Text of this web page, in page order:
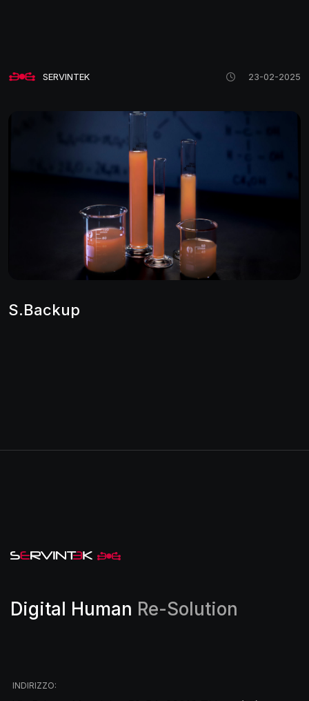
SERVINTEK 23-02-2025
S.Backup
Digital Human Re-Solution
INDIRIZZO: